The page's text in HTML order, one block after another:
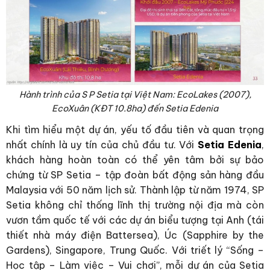
Hành trình của S P Setia tại Việt Nam: EcoLakes (2007),
EcoXuân (KĐT 10.8ha) đến Setia Edenia
Khi tìm hiểu một dự án, yếu tố đầu tiên và quan trọng
nhất chính là uy tín của chủ đầu tư. VớiSetia Edenia,
khách hàng hoàn toàn có thể yên tâm bởi sự bảo
chứng từ SP Setia – tập đoàn bất động sản hàng đầu
Malaysia với 50 năm lịch sử. Thành lập từ năm 1974, SP
Setia không chỉ thống lĩnh thị trường nội địa mà còn
vươn tầm quốc tế với các dự án biểu tượng tại Anh (tái
thiết nhà máy điện Battersea), Úc (Sapphire by the
Gardens), Singapore, Trung Quốc. Với triết lý “Sống –
Học tập – Làm việc – Vui chơi”, mỗi dự án của Setia